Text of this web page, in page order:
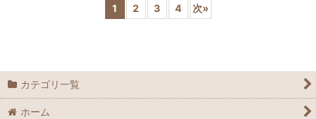
1 2 3 4 次»
カテゴリ一覧
ホーム